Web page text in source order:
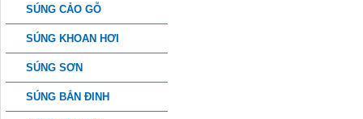
SÚNG CẢO GỖ
SÚNG KHOAN HƠI
SÚNG SƠN
SÚNG BẮN ĐINH